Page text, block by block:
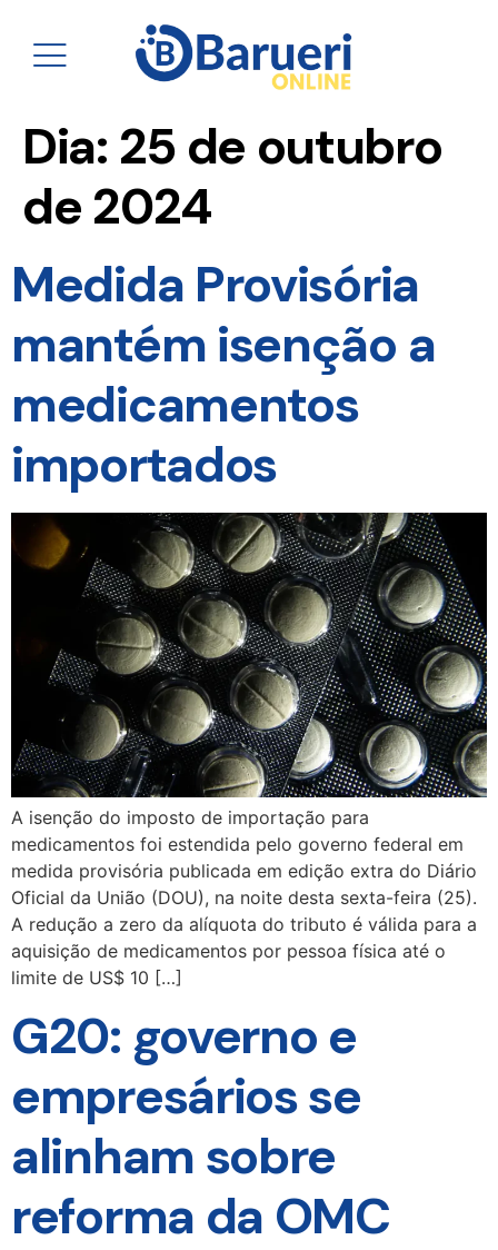
Dia: 25 de outubro
de 2024
Medida Provisória
mantém isenção a
medicamentos
importados
A isenção do imposto de importação para
medicamentos foi estendida pelo governo federal em
medida provisória publicada em edição extra do Diário
Oficial da União (DOU), na noite desta sexta-feira (25).
A redução a zero da alíquota do tributo é válida para a
aquisição de medicamentos por pessoa física até o
limite de US$ 10 […]
G20: governo e
empresários se
alinham sobre
reforma da OMC